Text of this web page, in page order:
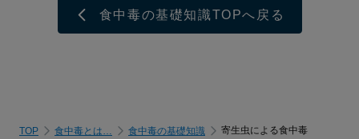
食中毒の基礎知識TOPへ戻る
TOP 食中毒とは… 食中毒の基礎知識 寄生虫による食中毒